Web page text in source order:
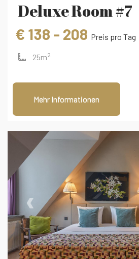
Deluxe Room #7
€ 138 - 208 Preis pro Tag
25m2
Mehr Informationen
‹